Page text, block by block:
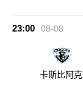
23:00 08-08
卡斯比阿